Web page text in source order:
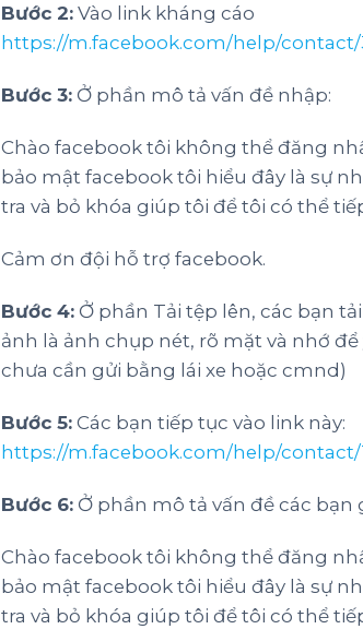
Bước 2: Vào link kháng cáo
https://m.facebook.com/help/contact/
Bước 3: Ở phần mô tả vấn đề nhập:
Chào facebook tôi không thể đăng
bảo mật facebook tôi hiểu đây là sự
tra và bỏ khóa giúp tôi để tôi có thể
Cảm ơn đội hỗ trợ facebook.
Bước 4: Ở phần Tải tệp lên, các bạn
ảnh là ảnh chụp nét, rõ mặt và nhớ
chưa cần gửi bằng lái xe hoặc cmnd)
Bước 5: Các bạn tiếp tục vào link này:
https://m.facebook.com/help/contact/
Bước 6: Ở phần mô tả vấn đề các bạn
Chào facebook tôi không thể đăng
bảo mật facebook tôi hiểu đây là sự
tra và bỏ khóa giúp tôi để tôi có thể